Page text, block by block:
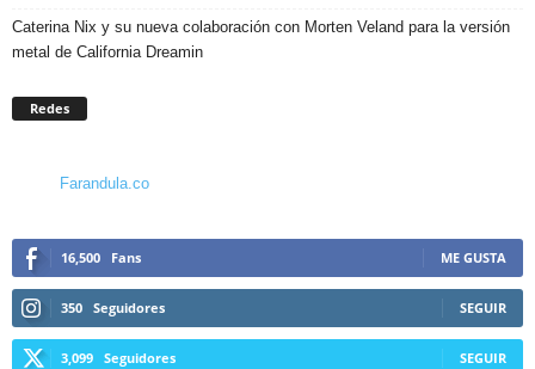
Caterina Nix y su nueva colaboración con Morten Veland para la versión
metal de California Dreamin
Redes
Farandula.co
16,500 Fans ME GUSTA
350 Seguidores SEGUIR
3,099 Seguidores SEGUIR